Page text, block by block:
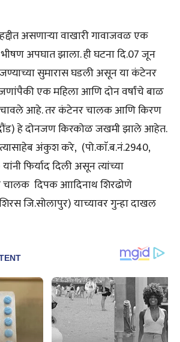
असणाऱ्या वाखारी गावाजवळ एक
अपघात झाला. ही घटना दि.07 जून
सुमारास घडली असून या कंटेनर
एक महिला आणि दोन वर्षांचे बाळ
बचावले आहे. तर कंटेनर चालक आणि किरण
हे दोनजण किरकोळ जखमी झाले आहेत.
अंकुश करे, (पो.काॅ.ब.नं.2940,
फिर्याद दिली असून त्यांच्या
चालक दिपक आादिनाथ शिरढोणे
जि.सोलापुर) याच्यावर गुन्हा दाखल